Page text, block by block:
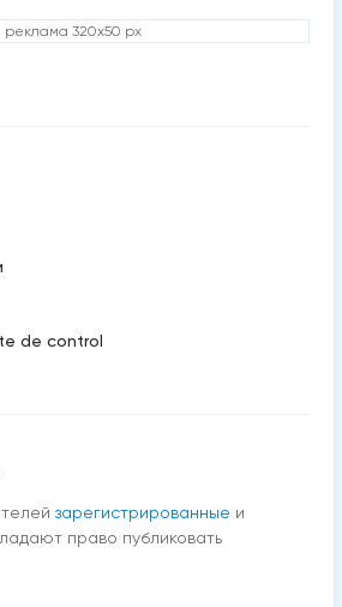
реклама 320x50 px
de control
зарегистрированные и
право публиковать